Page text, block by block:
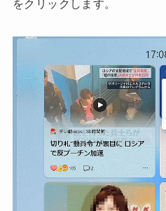
をクリックします。